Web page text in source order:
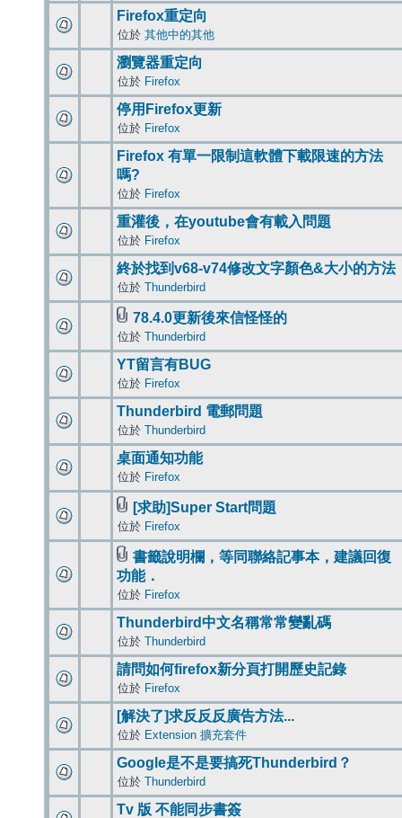
Firefox重定向
位於 其他中的其他
瀏覽器重定向
位於 Firefox
停用Firefox更新
位於 Firefox
Firefox 有單一限制這軟體下載限速的方法
嗎?
位於 Firefox
重灌後，在youtube會有載入問題
位於 Firefox
終於找到v68-v74修改文字顏色&大小的方法
位於 Thunderbird
78.4.0更新後來信怪怪的
位於 Thunderbird
YT留言有BUG
位於 Firefox
Thunderbird 電郵問題
位於 Thunderbird
桌面通知功能
位於 Firefox
[求助]Super Start問題
位於 Firefox
書籤說明欄，等同聯絡記事本，建議回復
功能．
位於 Firefox
Thunderbird中文名稱常常變亂碼
位於 Thunderbird
請問如何firefox新分頁打開歷史記錄
位於 Firefox
[解決了]求反反反廣告方法...
位於 Extension 擴充套件
Google是不是要搞死Thunderbird？
位於 Thunderbird
Tv 版 不能同步書簽